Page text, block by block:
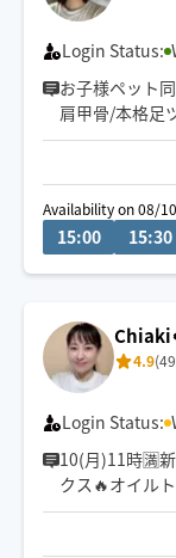
出張は不慣れ
ろしくお願い
Login Status:
お子様ペット
肩甲骨/本格足
在宅ワーク、
明日からまた
⚠️他セラピスト
Availability on 08/
15:00 15:30
4.9
Login Status:
10(月)11時🈵
クス🔥オイル
🉐自律神経を